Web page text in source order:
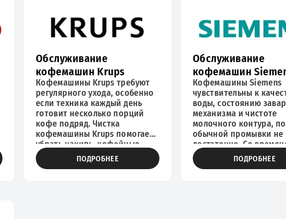
снизить вероятность
неисправностей.
подачу воды и пара,
проверить состояние
и предупредить более
Обслуживание
кофемашин Krups
Кофемашины Krups требуют
регулярного ухода, особенно
если техника каждый день
готовит несколько порций
кофе подряд. Чистка
кофемашины Krups помогает
убрать накипь, кофейные
масла и загрязнения из
внутренних каналов,
ПОДРОБНЕЕ
Обслуживание
кофемашин
Кофемашины Siemens
чувствительны к
воды, состоянию
механизма и чистоте
молочного контура,
обычной промывки не
достаточно. Со
внутри системы
известковые
ПОДРОБНЕЕ